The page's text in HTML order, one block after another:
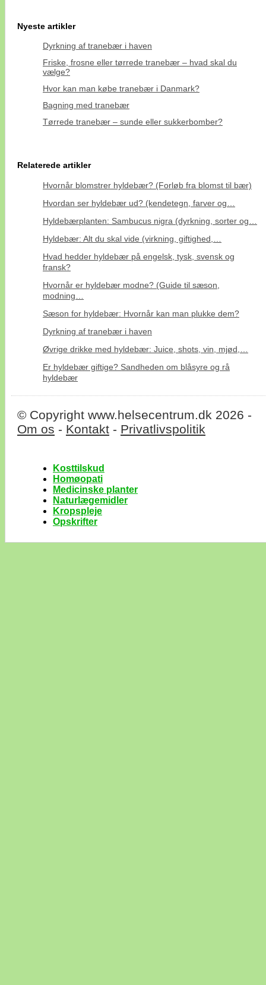
Nyeste artikler
Dyrkning af tranebær i haven
Friske, frosne eller tørrede tranebær – hvad skal du
vælge?
Hvor kan man købe tranebær i Danmark?
Bagning med tranebær
Tørrede tranebær – sunde eller sukkerbomber?
Relaterede artikler
Hvornår blomstrer hyldebær? (Forløb fra blomst til bær)
Hvordan ser hyldebær ud? (kendetegn, farver og…
Hyldebærplanten: Sambucus nigra (dyrkning, sorter og…
Hyldebær: Alt du skal vide (virkning, giftighed,…
Hvad hedder hyldebær på engelsk, tysk, svensk og
fransk?
Hvornår er hyldebær modne? (Guide til sæson,
modning…
Sæson for hyldebær: Hvornår kan man plukke dem?
Dyrkning af tranebær i haven
Øvrige drikke med hyldebær: Juice, shots, vin, mjød,…
Er hyldebær giftige? Sandheden om blåsyre og rå
hyldebær
© Copyright www.helsecentrum.dk 2026 -
Om os - Kontakt - Privatlivspolitik
Kosttilskud
Homøopati
Medicinske planter
Naturlægemidler
Kropspleje
Opskrifter